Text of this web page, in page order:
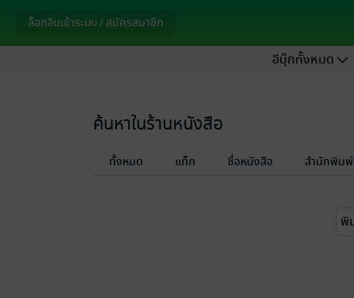
ล็อกอินเข้าระบบ / สมัครสมาชิก
อีบุ๊กทั้งหมด
ค้นหาในร้านหนังสือ
ทั้งหมด แท็ก ชื่อหนังสือ สำนักพิมพ์